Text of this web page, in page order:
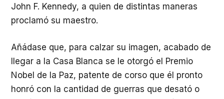
John F. Kennedy, a quien de distintas maneras
proclamó su maestro.
Añádase que, para calzar su imagen, acabado de
llegar a la Casa Blanca se le otorgó el Premio
Nobel de la Paz, patente de corso que él pronto
honró con la cantidad de guerras que desató o